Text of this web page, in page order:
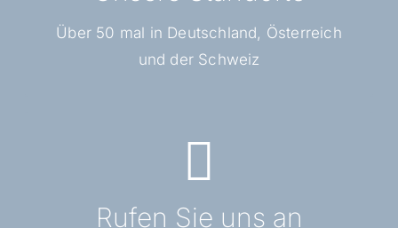
Über 50 mal in Deutschland, Österreich
und der Schweiz
Rufen Sie uns an
Rufen Sie uns an
Tel. 0173 – 2187895